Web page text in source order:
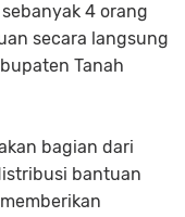
4 orang
secara langsung
Tanah
bagian dari
bantuan